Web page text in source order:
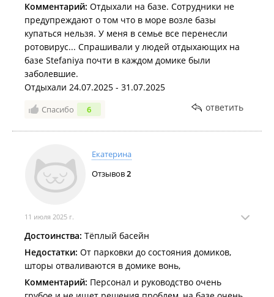
Комментарий: Отдыхали на базе. Сотрудники не
предупреждают о том что в море возле базы
купаться нельзя. У меня в семье все перенесли
ротовирус... Спрашивали у людей отдыхающих на
базе Stefaniya почти в каждом домике были
заболевшие.
Отдыхали 24.07.2025 - 31.07.2025
Спасибо 6 ответить
Екатерина
Отзывов2
11 июля 2025 г.
Достоинства: Тёплый басейн
Недостатки: От парковки до состояния домиков,
шторы отваливаются в домике вонь,
Комментарий: Персонал и руководство очень